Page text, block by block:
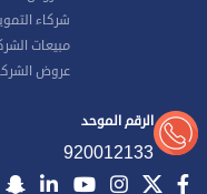
شركاء
مبيعات
عروض
الرقم الموحد
920012133